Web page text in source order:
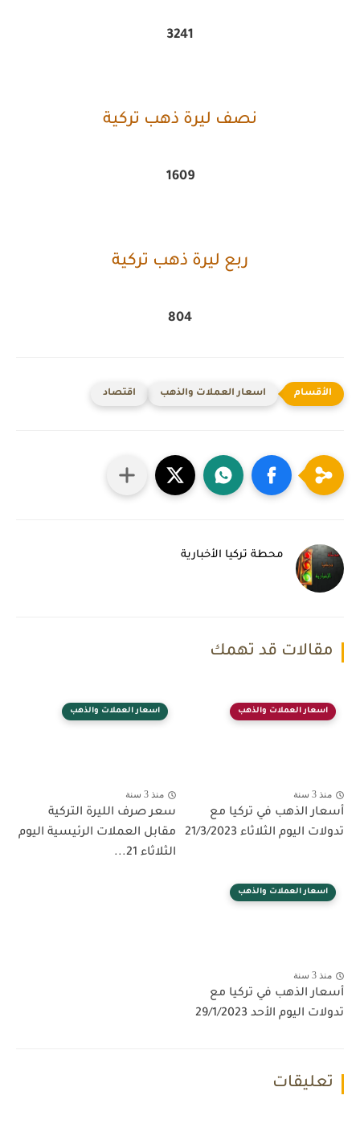
3241
نصف ليرة ذهب تركية
1609
ربع ليرة ذهب تركية
804
اسعار العملات والذهب اقتصاد
محطة تركيا الأخبارية
مقالات قد تهمك
اسعار العملات والذهب
منذ 3 سنة
أسعار الذهب في تركيا مع
تدولات اليوم الثلاثاء 21/3/2023
اسعار العملات والذهب
منذ 3 سنة
سعر صرف الليرة التركية
مقابل العملات الرئيسية اليوم
الثلاثاء 21...
اسعار العملات والذهب
منذ 3 سنة
أسعار الذهب في تركيا مع
تدولات اليوم الأحد 29/1/2023
تعليقات